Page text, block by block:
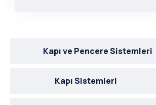
Kapı ve Pencere Sistemleri
Kapı Sistemleri